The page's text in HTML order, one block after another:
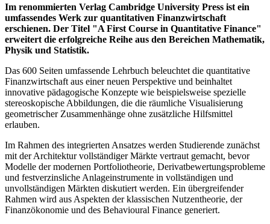
Im renommierten Verlag Cambridge University Press ist ein
umfassendes Werk zur quantitativen Finanzwirtschaft
erschienen. Der Titel "A First Course in Quantitative Finance"
erweitert die erfolgreiche Reihe aus den Bereichen Mathematik,
Physik und Statistik.
Das 600 Seiten umfassende Lehrbuch beleuchtet die quantitative
Finanzwirtschaft aus einer neuen Perspektive und beinhaltet
innovative pädagogische Konzepte wie beispielsweise spezielle
stereoskopische Abbildungen, die die räumliche Visualisierung
geometrischer Zusammenhänge ohne zusätzliche Hilfsmittel
erlauben.
Im Rahmen des integrierten Ansatzes werden Studierende zunächst
mit der Architektur vollständiger Märkte vertraut gemacht, bevor
Modelle der modernen Portfoliotheorie, Derivatbewertungsprobleme
und festverzinsliche Anlageinstrumente in vollständigen und
unvollständigen Märkten diskutiert werden. Ein übergreifender
Rahmen wird aus Aspekten der klassischen Nutzentheorie, der
Finanzökonomie und des Behavioural Finance generiert.